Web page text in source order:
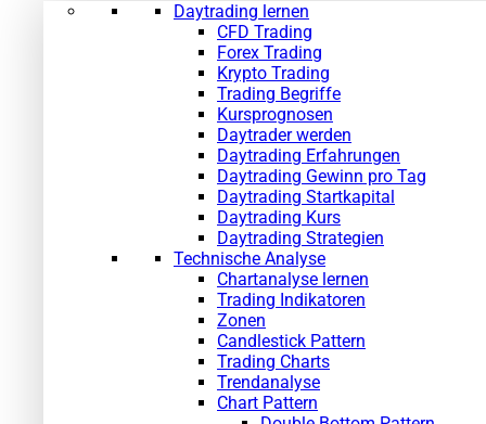
Daytrading lernen
CFD Trading
Forex Trading
Krypto Trading
Trading Begriffe
Kursprognosen
Daytrader werden
Daytrading Erfahrungen
Daytrading Gewinn pro Tag
Daytrading Startkapital
Daytrading Kurs
Daytrading Strategien
Technische Analyse
Chartanalyse lernen
Trading Indikatoren
Zonen
Candlestick Pattern
Trading Charts
Trendanalyse
Chart Pattern